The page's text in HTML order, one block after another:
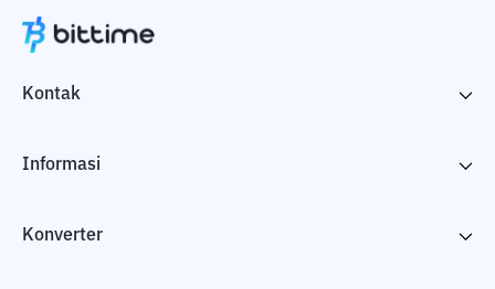
Kontak
Informasi
Konverter